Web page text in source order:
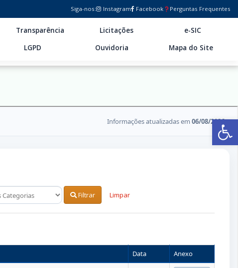
Siga-nos: Instagram Facebook Perguntas Frequentes
Transparência Licitações
e-SIC
LGPD Ouvidoria Mapa do Site